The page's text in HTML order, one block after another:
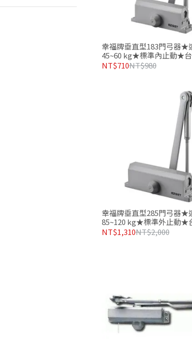
幸福牌垂直型183門弓器★
45~60 kg★標準內止動★
金製造品質有保證
NT$710NT$980
幸福牌垂直型285門弓器★
85~120 kg★標準外止動★
五金製造品質有保證
NT$1,310NT$2,000